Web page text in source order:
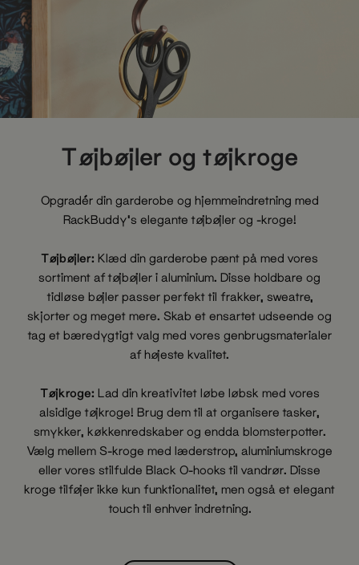
Tøjbøjler og tøjkroge
Opgradér din garderobe og hjemmeindretning med
RackBuddy's elegante tøjbøjler og -kroge!
Tøjbøjler: Klæd din garderobe pænt på med vores
sortiment af tøjbøjler i aluminium. Disse holdbare og
tidløse bøjler passer perfekt til frakker, sweatre,
skjorter og meget mere. Skab et ensartet udseende og
tag et bæredygtigt valg med vores genbrugsmaterialer
af højeste kvalitet.
Tøjkroge: Lad din kreativitet løbe løbsk med vores
alsidige tøjkroge! Brug dem til at organisere tasker,
smykker, køkkenredskaber og endda blomsterpotter.
Vælg mellem S-kroge med læderstrop, aluminiumskroge
eller vores stilfulde Black O-hooks til vandrør. Disse
kroge tilføjer ikke kun funktionalitet, men også et elegant
touch til enhver indretning.